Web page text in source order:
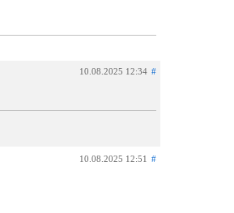
10.08.2025 12:34 #
10.08.2025 12:51 #